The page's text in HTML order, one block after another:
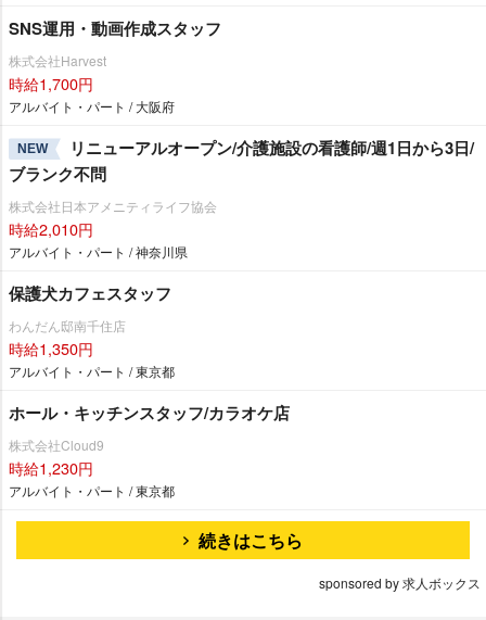
SNS運用・動画作成スタッフ
株式会社Harvest
時給1,700円
アルバイト・パート / 大阪府
NEW
リニューアルオープン/介護施設の看護師/週1日から3日/
ブランク不問
株式会社日本アメニティライフ協会
時給2,010円
アルバイト・パート / 神奈川県
保護犬カフェスタッフ
わんだん邸南千住店
時給1,350円
アルバイト・パート / 東京都
ホール・キッチンスタッフ/カラオケ店
株式会社Cloud9
時給1,230円
アルバイト・パート / 東京都
続きはこちら
sponsored by 求人ボックス